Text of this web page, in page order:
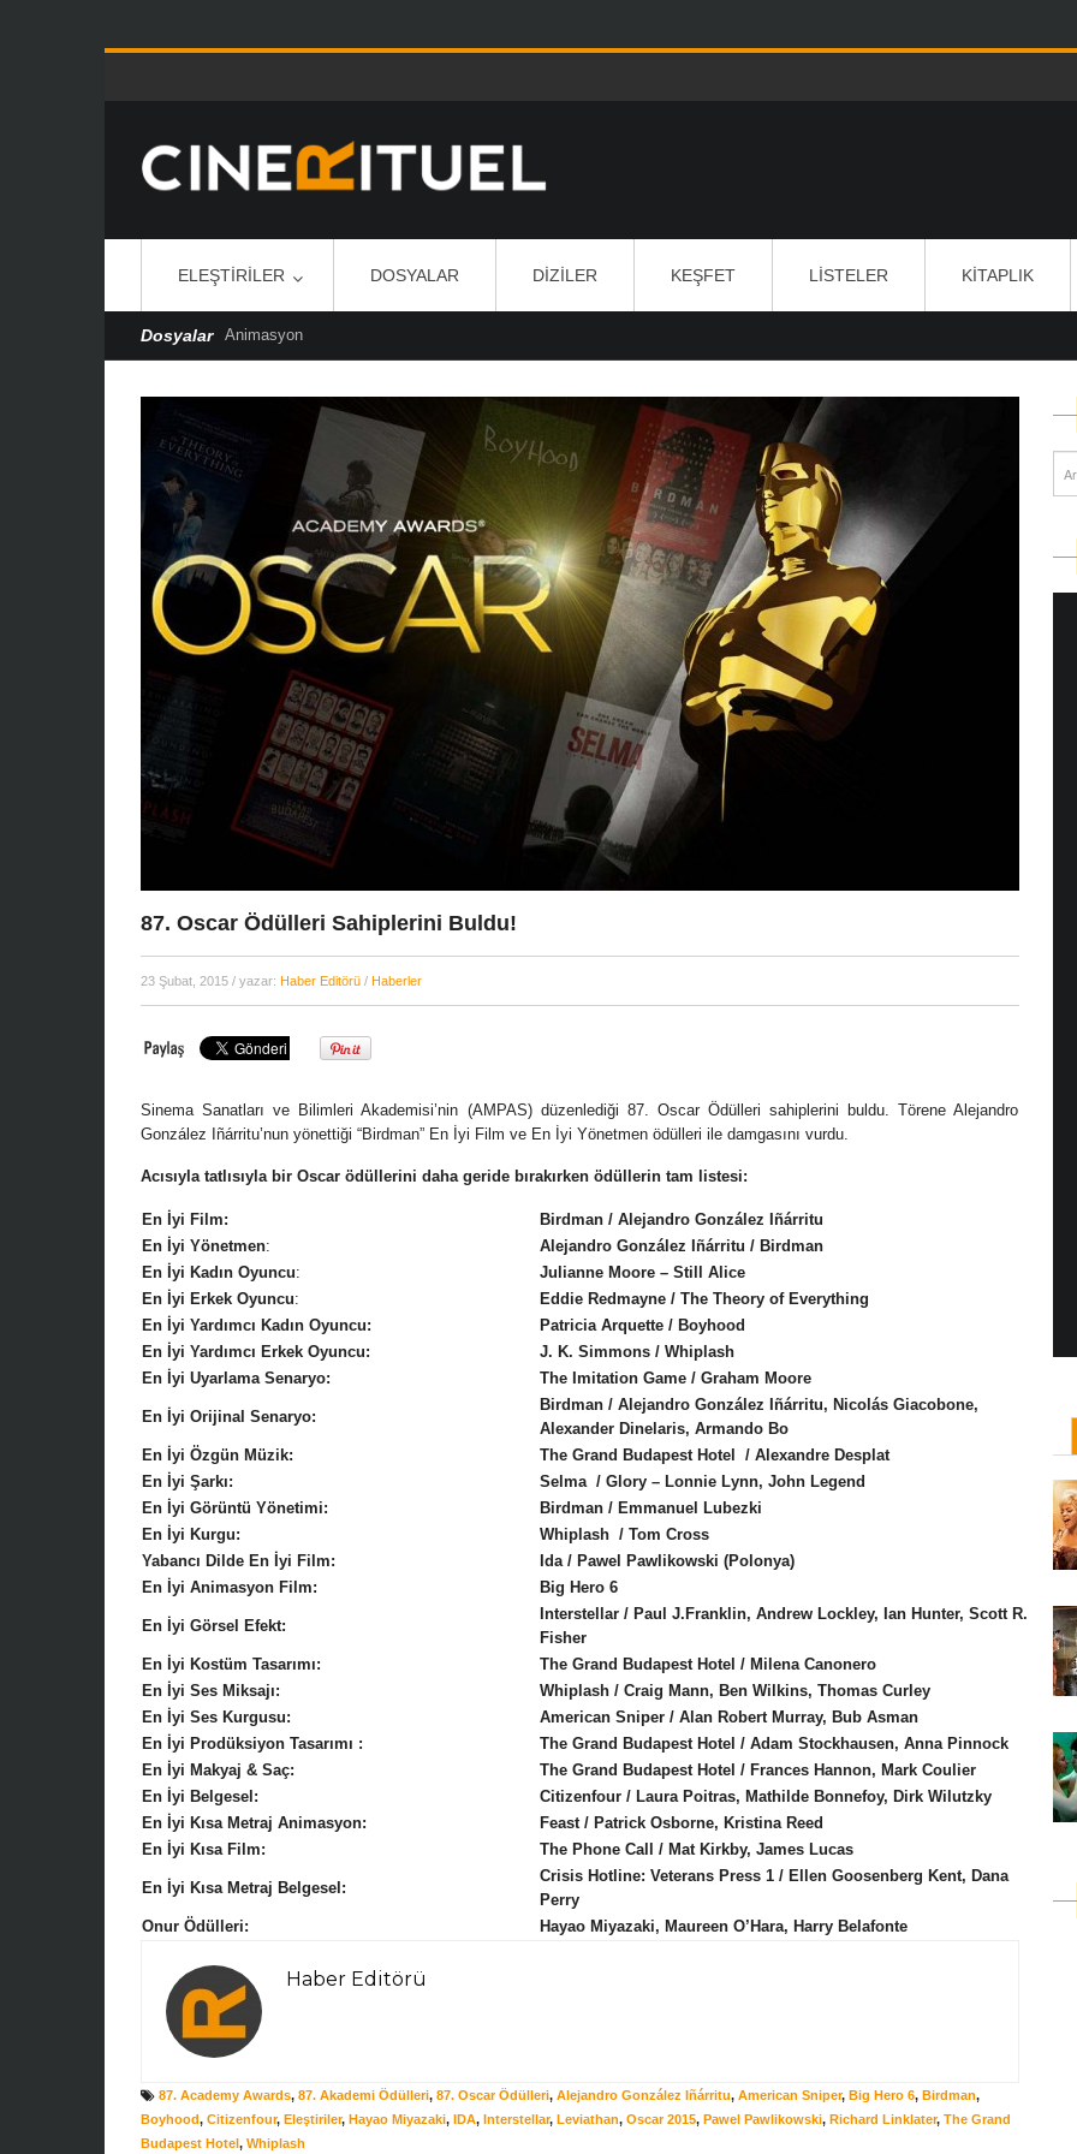
ELEŞTIRILER DOSYALAR DIZILER KEŞFET LISTELER KITAPLIK
Dosyalar Animasyon
87. Oscar Ödülleri Sahiplerini Buldu!
23 Şubat, 2015 / yazar: Haber Editörü / Haberler
Sinema Sanatları ve Bilimleri Akademisi’nin (AMPAS) düzenlediği 87. Oscar Ödülleri sahiplerini buldu. Törene Alejandro
González Iñárritu’nun yönettiği “Birdman” En İyi Film ve En İyi Yönetmen ödülleri ile damgasını vurdu.
Acısıyla tatlısıyla bir Oscar ödüllerini daha geride bırakırken ödüllerin tam listesi:
En İyi Film:
Birdman / Alejandro González Iñárritu
En İyi Yönetmen:
Alejandro González Iñárritu / Birdman
En İyi Kadın Oyuncu:
Julianne Moore – Still Alice
En İyi Erkek Oyuncu:
Eddie Redmayne / The Theory of Everything
En İyi Yardımcı Kadın Oyuncu:
Patricia Arquette / Boyhood
En İyi Yardımcı Erkek Oyuncu:
J. K. Simmons / Whiplash
En İyi Uyarlama Senaryo:
The Imitation Game / Graham Moore
En İyi Orijinal Senaryo:
Birdman / Alejandro González Iñárritu, Nicolás Giacobone,
Alexander Dinelaris, Armando Bo
En İyi Özgün Müzik:
The Grand Budapest Hotel / Alexandre Desplat
En İyi Şarkı:
Selma / Glory – Lonnie Lynn, John Legend
En İyi Görüntü Yönetimi:
Birdman / Emmanuel Lubezki
En İyi Kurgu:
Whiplash / Tom Cross
Yabancı Dilde En İyi Film:
Ida / Pawel Pawlikowski (Polonya)
En İyi Animasyon Film:
Big Hero 6
En İyi Görsel Efekt:
Interstellar / Paul J.Franklin, Andrew Lockley, Ian Hunter, Scott R.
Fisher
En İyi Kostüm Tasarımı:
The Grand Budapest Hotel / Milena Canonero
En İyi Ses Miksajı:
Whiplash / Craig Mann, Ben Wilkins, Thomas Curley
En İyi Ses Kurgusu:
American Sniper / Alan Robert Murray, Bub Asman
En İyi Prodüksiyon Tasarımı :
The Grand Budapest Hotel / Adam Stockhausen, Anna Pinnock
En İyi Makyaj & Saç:
The Grand Budapest Hotel / Frances Hannon, Mark Coulier
En İyi Belgesel:
Citizenfour / Laura Poitras, Mathilde Bonnefoy, Dirk Wilutzky
En İyi Kısa Metraj Animasyon:
Feast / Patrick Osborne, Kristina Reed
En İyi Kısa Film:
The Phone Call / Mat Kirkby, James Lucas
En İyi Kısa Metraj Belgesel:
Crisis Hotline: Veterans Press 1 / Ellen Goosenberg Kent, Dana
Perry
Onur Ödülleri:
Hayao Miyazaki, Maureen O’Hara, Harry Belafonte
Haber Editörü
87. Academy Awards, 87. Akademi Ödülleri, 87. Oscar Ödülleri, Alejandro González Iñárritu, American Sniper, Big Hero 6, Birdman,
Boyhood, Citizenfour, Eleştiriler, Hayao Miyazaki, IDA, Interstellar, Leviathan, Oscar 2015, Pawel Pawlikowski, Richard Linklater, The Grand
Budapest Hotel, Whiplash
Yönetmen Sineması: Jane Campion
Uzun metrajları bir yana, adını son dönemde en
çok Top of the Lake dizisi ile duyduğumuz Yeni
Zelandalı yönetmen ...
Yönetmen Sineması: Agnès Varda
Sanat tarihi okuduktan sonra, sanat hayatına
aslen fotoğrafla başlayan Belçika asıllı Fransız
yönetmen Agnès Varda, ...